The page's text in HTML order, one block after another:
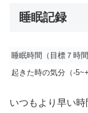
睡眠記録
睡眠時間（目標７時間
起きた時の気分（-
いつもより早い